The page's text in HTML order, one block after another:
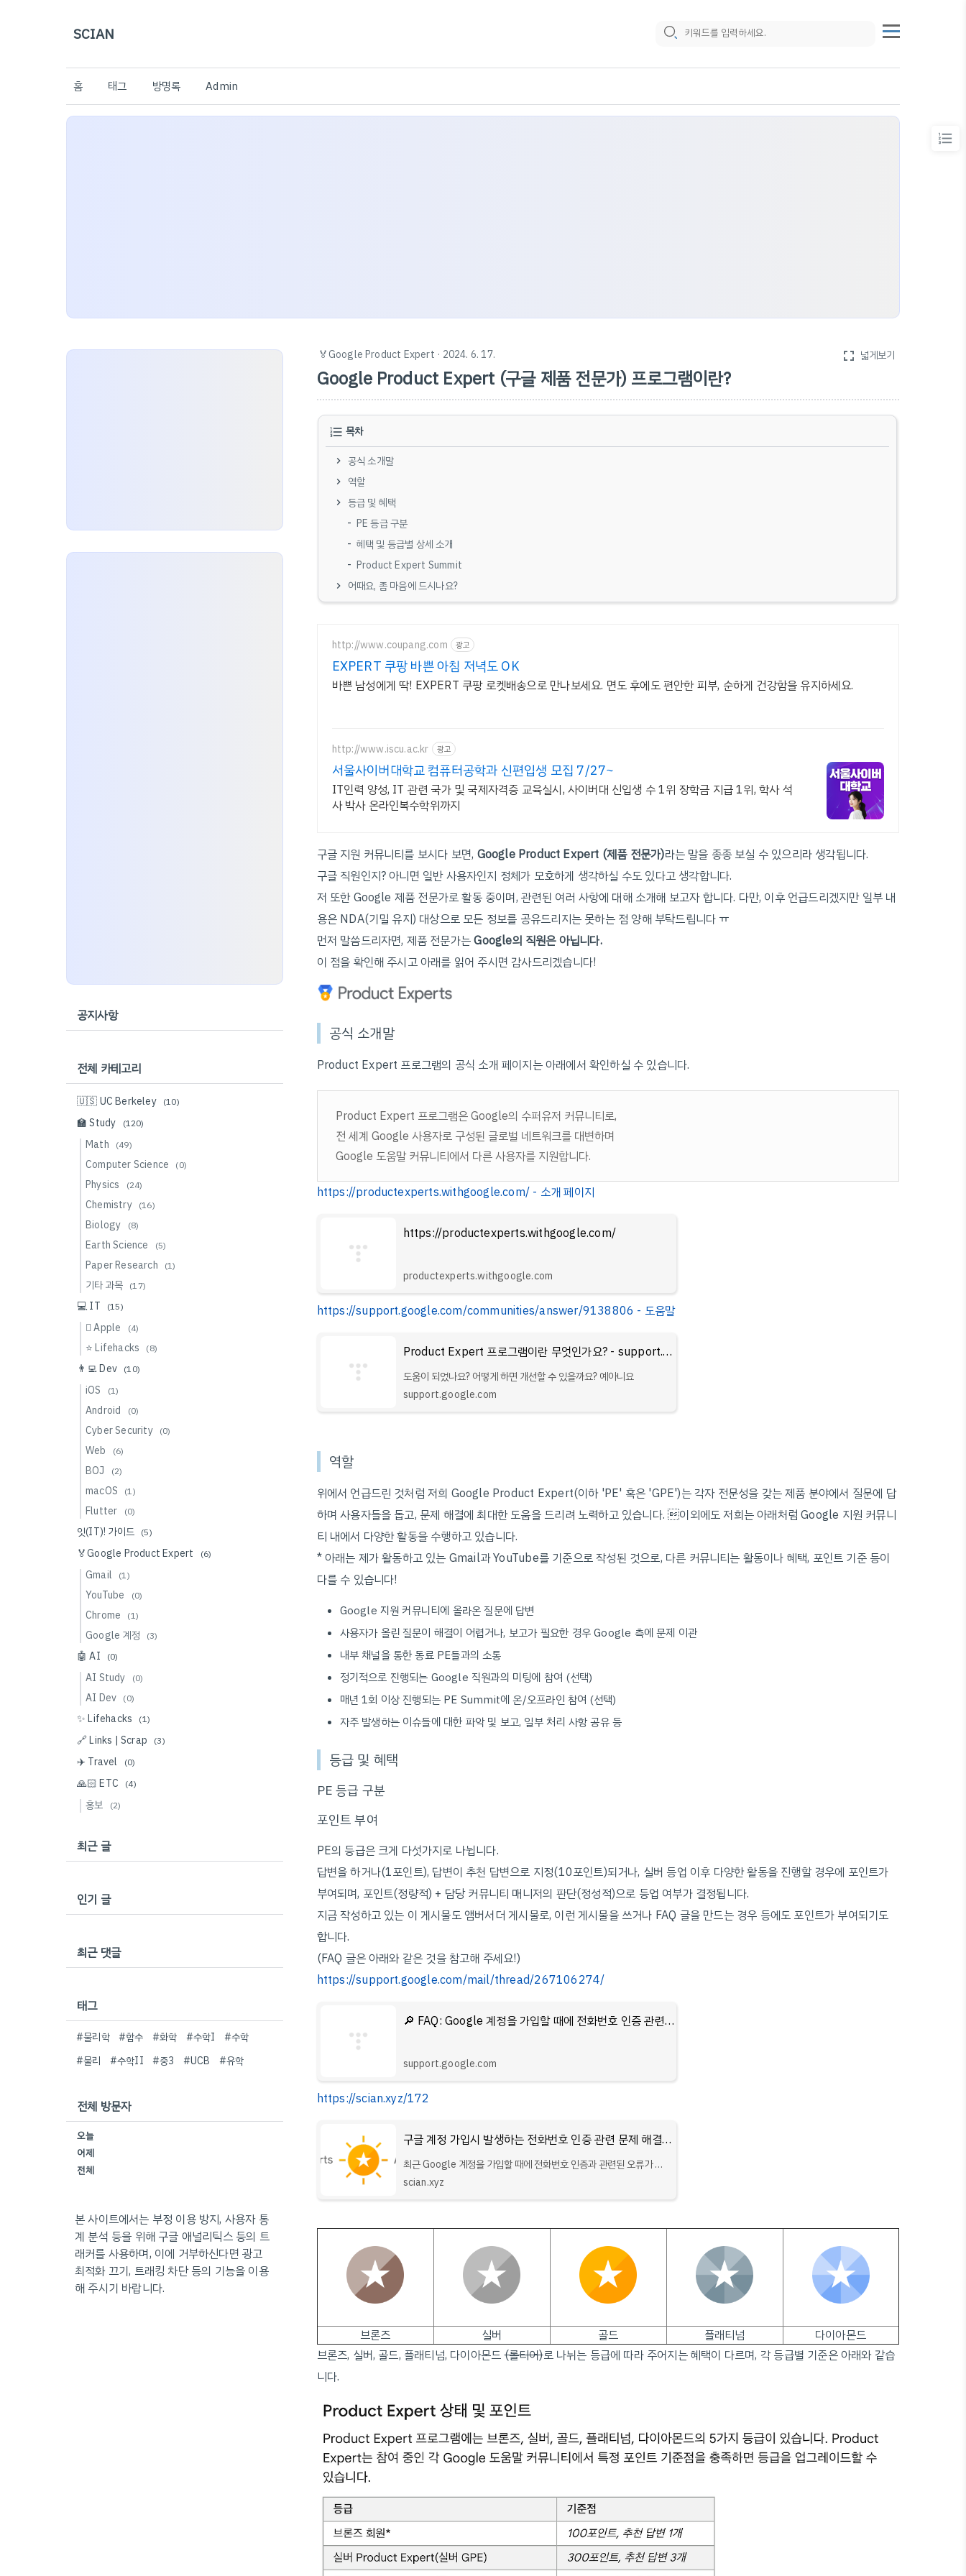
SCIAN
홈 태그 방명록 Admin
🏅Google Product Expert · 2024. 6. 17. fullscreen 넓게보기
Google Product Expert (구글 제품 전문가) 프로그램이란?
목차
공식 소개말
역할
등급 및 혜택
PE 등급 구분
혜택 및 등급별 상세 소개
Product Expert Summit
어때요, 좀 마음에 드시나요?
http://www.coupang.com 광고
EXPERT 쿠팡 바쁜 아침 저녁도 OK
바쁜 남성에게 딱! EXPERT 쿠팡 로켓배송으로 만나보세요. 면도 후에도 편안한 피부, 순하게 건강함을 유지하세요.
http://www.iscu.ac.kr 광고
서울사이버대학교 컴퓨터공학과 신편입생 모집 7/27~
IT인력 양성, IT 관련 국가 및 국제자격증 교육실시, 사이버대 신입생 수 1위 장학금 지급 1위, 학사 석
사 박사 온라인복수학위까지
구글 지원 커뮤니티를 보시다 보면, Google Product Expert (제품 전문가)라는 말을 종종 보실 수 있으리라 생각됩니다.
구글 직원인지? 아니면 일반 사용자인지 정체가 모호하게 생각하실 수도 있다고 생각합니다.
저 또한 Google 제품 전문가로 활동 중이며, 관련된 여러 사항에 대해 소개해 보고자 합니다. 다만, 이후 언급드리겠지만 일부 내
용은 NDA(기밀 유지) 대상으로 모든 정보를 공유드리지는 못하는 점 양해 부탁드립니다 ㅠ
먼저 말씀드리자면, 제품 전문가는Google의 직원은 아닙니다.
이 점을 확인해 주시고 아래를 읽어 주시면 감사드리겠습니다!
공식 소개말
Product Expert 프로그램의 공식 소개 페이지는 아래에서 확인하실 수 있습니다.
Product Expert 프로그램은 Google의 수퍼유저 커뮤니티로,
전 세계 Google 사용자로 구성된 글로벌 네트워크를 대변하며
Google 도움말 커뮤니티에서 다른 사용자를 지원합니다.
https://productexperts.withgoogle.com/ - 소개 페이지
https://productexperts.withgoogle.com/
productexperts.withgoogle.com
https://support.google.com/communities/answer/9138806 - 도움말
Product Expert 프로그램이란 무엇인가요? - support.google.com 고객센터
도움이 되었나요? 어떻게 하면 개선할 수 있을까요? 예아니요
support.google.com
역할
위에서 언급드린 것처럼 저희 Google Product Expert(이하 'PE' 혹은 'GPE')는 각자 전문성을 갖는 제품 분야에서 질문에 답
하며 사용자들을 돕고, 문제 해결에 최대한 도움을 드리려 노력하고 있습니다. 이외에도 저희는 아래처럼 Google 지원 커뮤니
티 내에서 다양한 활동을 수행하고 있습니다.
* 아래는 제가 활동하고 있는 Gmail과 YouTube를 기준으로 작성된 것으로, 다른 커뮤니티는 활동이나 혜택, 포인트 기준 등이
다를 수 있습니다!
Google 지원 커뮤니티에 올라온 질문에 답변
사용자가 올린 질문이 해결이 어렵거나, 보고가 필요한 경우 Google 측에 문제 이관
내부 채널을 통한 동료 PE들과의 소통
정기적으로 진행되는 Google 직원과의 미팅에 참여 (선택)
매년 1회 이상 진행되는 PE Summit에 온/오프라인 참여 (선택)
자주 발생하는 이슈들에 대한 파악 및 보고, 일부 처리 사항 공유 등
등급 및 혜택
PE 등급 구분
포인트 부여
PE의 등급은 크게 다섯가지로 나뉩니다.
답변을 하거나(1포인트), 답변이 추천 답변으로 지정(10포인트)되거나, 실버 등업 이후 다양한 활동을 진행할 경우에 포인트가
부여되며, 포인트(정량적) + 담당 커뮤니티 매니저의 판단(정성적)으로 등업 여부가 결정됩니다.
지금 작성하고 있는 이 게시물도 앰버서더 게시물로, 이런 게시물을 쓰거나 FAQ 글을 만드는 경우 등에도 포인트가 부여되기도
합니다.
(FAQ 글은 아래와 같은 것을 참고해 주세요!)
https://support.google.com/mail/thread/267106274/
🔎 FAQ: Google 계정을 가입할 때에 전화번호 인증 관련 오류가 발생합니다. - Gmail 커뮤니티
support.google.com
https://scian.xyz/172
구글 계정 가입시 발생하는 전화번호 인증 관련 문제 해결하기
최근 Google 계정을 가입할 때에 전화번호 인증과 관련된 오류가 자
주 발생하는 것으로 보입니다. 업데이트 (2024. 6. 13.): 해당 문제는
scian.xyz
브론즈 실버 골드 플래티넘
다이아몬드
브론즈, 실버, 골드, 플래티넘, 다이아몬드(롤티어)로 나뉘는 등급에 따라 주어지는 혜택이 다르며, 각 등급별 기준은 아래와 같습
니다.
공지사항
전체 카테고리
🇺🇸 UC Berkeley (10)
🏫 Study (120)
Math (49)
Computer Science (0)
Physics (24)
Chemistry (16)
Biology (8)
Earth Science (5)
Paper Research (1)
기타 과목 (17)
💻 IT (15)
 Apple (4)
⭐️ Lifehacks (8)
👨‍💻 Dev (10)
iOS (1)
Android (0)
Cyber Security (0)
Web (6)
BOJ (2)
macOS (1)
Flutter (0)
잇(IT)! 가이드 (5)
🏅Google Product Expert (6)
Gmail (1)
YouTube (0)
Chrome (1)
Google 계정 (3)
🤖 AI (0)
AI Study (0)
AI Dev (0)
✨ Lifehacks (1)
🔗 Links | Scrap (3)
✈️ Travel (0)
🙏🏻 ETC (4)
홍보 (2)
최근 글
인기 글
최근 댓글
태그
#물리학 #함수 #화학 #수학I
#수학
#물리
#수학II #중3 #UCB #유학
전체 방문자
오늘
어제
전체
본 사이트에서는 부정 이용 방지, 사용자 통
계 분석 등을 위해 구글 애널리틱스 등의 트
래커를 사용하며, 이에 거부하신다면 광고
최적화 끄기, 트래킹 차단 등의 기능을 이용
해 주시기 바랍니다.